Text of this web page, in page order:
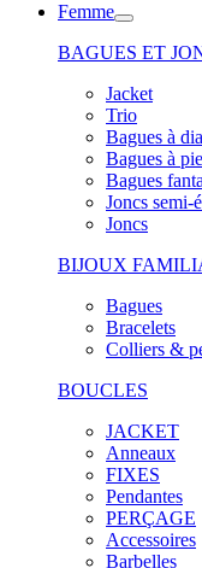
Femme
BAGUES ET
Jacket
Trio
Bagues à
Bagues à
Bagues
Joncs semi-
Joncs
BIJOUX
Bagues
Bracelets
Colliers &
BOUCLES
JACKET
Anneaux
FIXES
Pendantes
PERÇAGE
Accessoires
Barbelles